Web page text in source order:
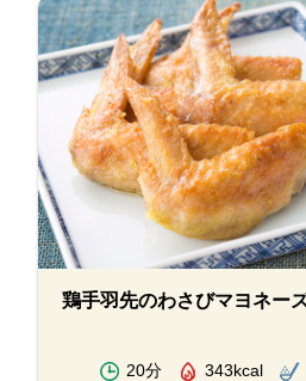
鶏手羽先のわさびマヨネー
20分 343kcal